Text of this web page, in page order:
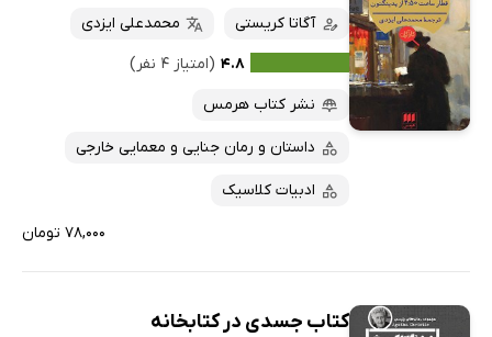
آگاتا کریستی
محمدعلی ایزدی
۴.۸ (امتیاز ۴ نفر)
نشر کتاب هرمس
داستان و رمان جنایی و معمایی خارجی
ادبیات کلاسیک
۷۸,۰۰۰ تومان
کتاب جسدی در کتابخانه